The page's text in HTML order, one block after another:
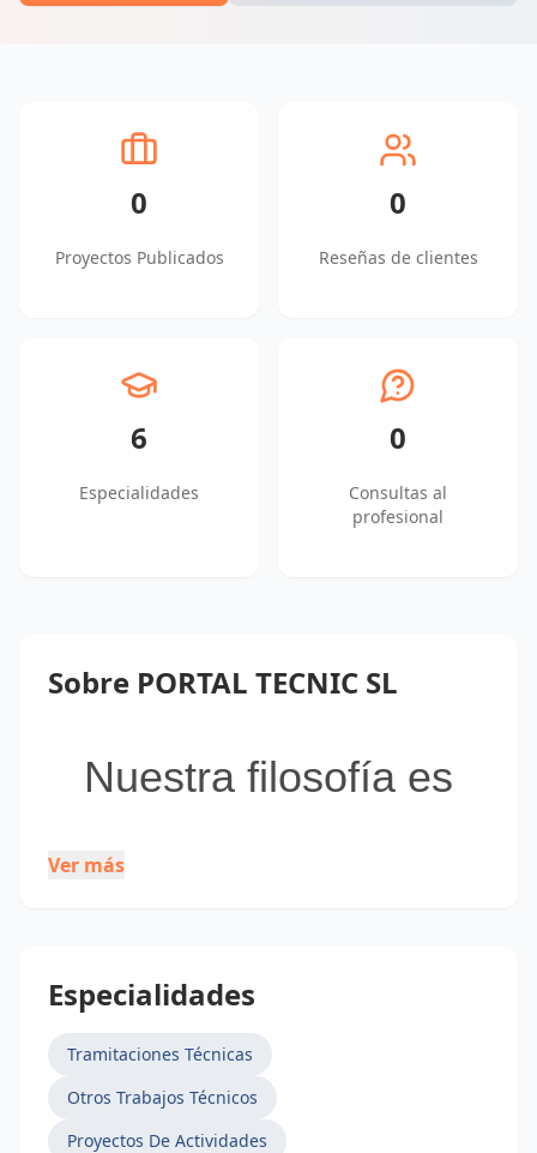
0
Proyectos Publicados
0
Reseñas de clientes
6
Especialidades
0
Consultas al
profesional
Sobre PORTAL TECNIC SL
Nuestra filosofía es
9portal tècnic es una empresa que se dedica a la
Ver más
Especialidades
Tramitaciones Técnicas
Otros Trabajos Técnicos
Proyectos De Actividades